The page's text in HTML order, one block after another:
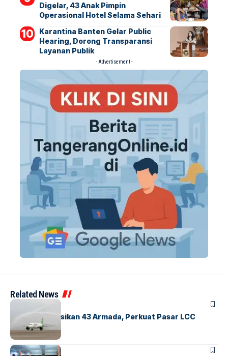
Digelar, 43 Anak Pimpin
Operasional Hotel Selama Sehari
Karantina Banten Gelar Public
Hearing, Dorong Transparansi
Layanan Publik
- Advertisement -
Related News
BANDARA
Citilink Operasikan 43 Armada, Perkuat Pasar LCC
Nasional
BERITA